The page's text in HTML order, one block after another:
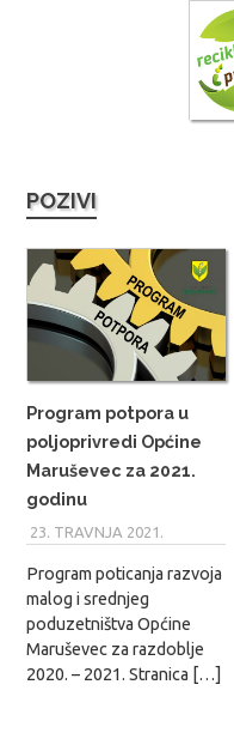
POZIVI
Program potpora u
poljoprivredi Općine
Maruševec za 2021.
godinu
23. TRAVNJA 2021.
Program poticanja razvoja
malog i srednjeg
poduzetništva Općine
Maruševec za razdoblje
2020. – 2021. Stranica […]